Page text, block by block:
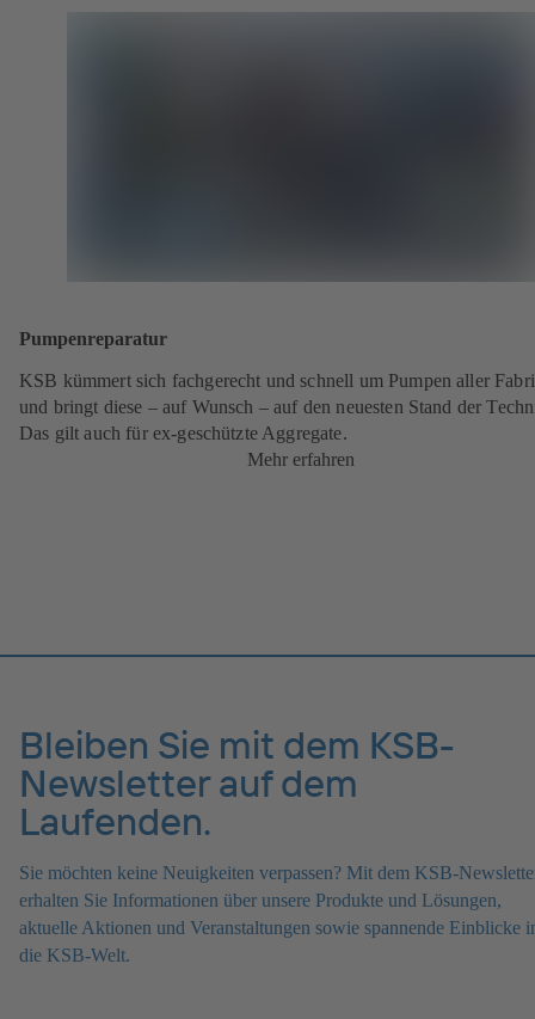
Pumpenreparatur
KSB kümmert sich fachgerecht und schnell um Pumpen aller
und bringt diese – auf Wunsch – auf den neuesten Stand der
Das gilt auch für ex-geschützte Aggregate.
Mehr erfahren
Bleiben Sie mit dem KSB-
Newsletter auf dem
Laufenden.
Sie möchten keine Neuigkeiten verpassen? Mit dem KSB-
erhalten Sie Informationen über unsere Produkte und Lösungen,
aktuelle Aktionen und Veranstaltungen sowie spannende Einblicke
die KSB-Welt.